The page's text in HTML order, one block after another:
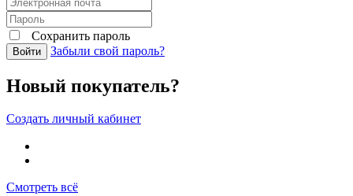
Сохранить пароль
Войти Забыли свой пароль?
Новый покупатель?
Создать личный кабинет
Смотреть всё